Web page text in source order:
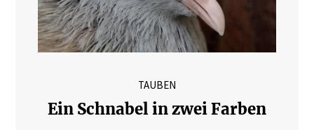
TAUBEN
Ein Schnabel in zwei Farben